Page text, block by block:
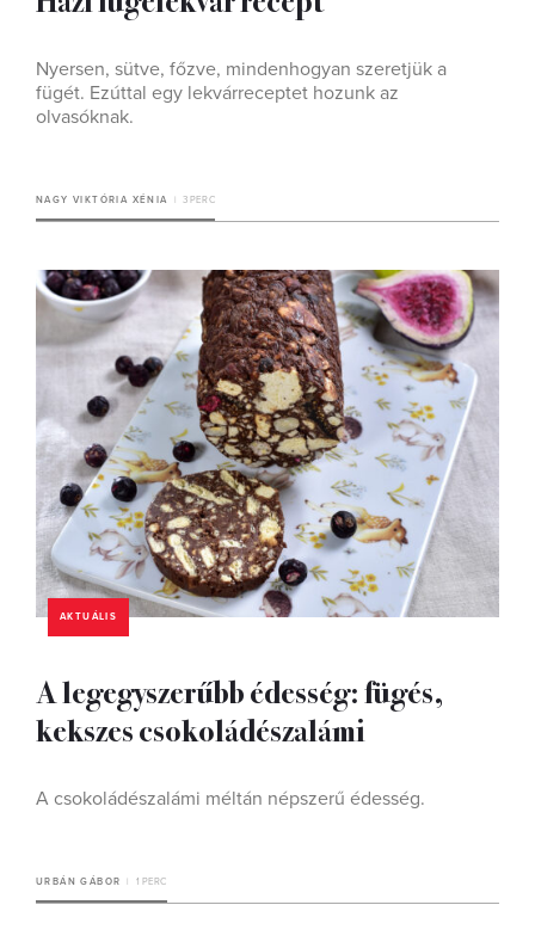
Nyersen, sütve, főzve, mindenhogyan szeretjük a
fügét. Ezúttal egy lekvárreceptet hozunk az
olvasóknak.
NAGY VIKTÓRIA XÉNIA 3 PERC
AKTUÁLIS
A legegyszerűbb édesség: fügés,
kekszes csokoládészalámi
A csokoládészalámi méltán népszerű édesség.
URBÁN GÁBOR 1 PERC